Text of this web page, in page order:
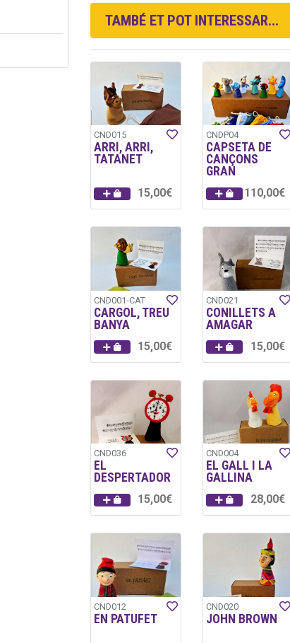
TAMBÉ ET POT INTERESSAR...
CND015
ARRI, ARRI,
TATANET
15,00€
CNDP04
CAPSETA DE
CANÇONS
GRAN
110,00€
CND001-CAT
CARGOL, TREU
BANYA
15,00€
CND021
CONILLETS A
AMAGAR
15,00€
CND036
EL
DESPERTADOR
15,00€
CND004
EL GALL I LA
GALLINA
28,00€
CND012
EN PATUFET
CND020
JOHN BROWN